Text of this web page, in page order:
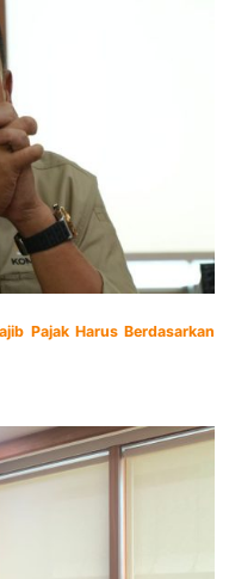
Pajak Harus Berdasarkan